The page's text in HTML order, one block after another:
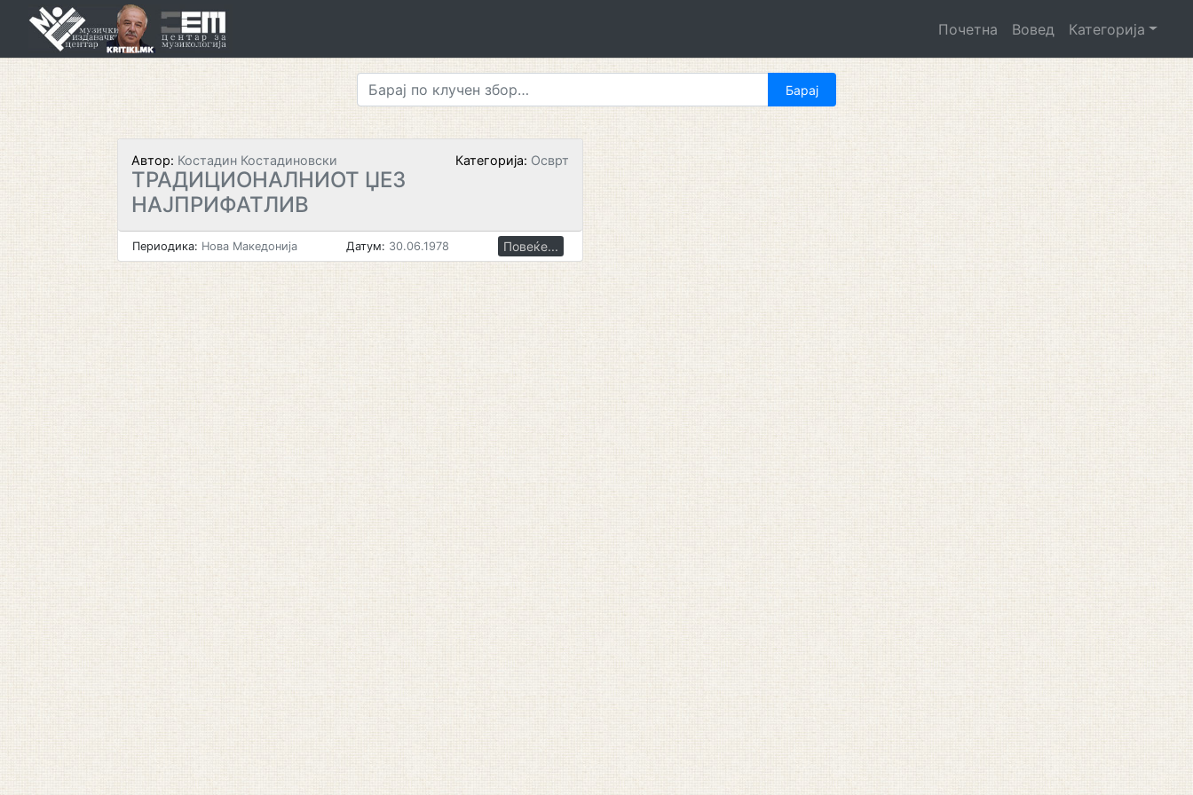
Почетна Вовед Категорија
Автор: Костадин Костадиновски Категорија: Осврт
ТРАДИЦИОНАЛНИОТ ЏЕЗ
НАЈПРИФАТЛИВ
Периодика: Нова Македонија Датум: 30.06.1978 Повеќе...